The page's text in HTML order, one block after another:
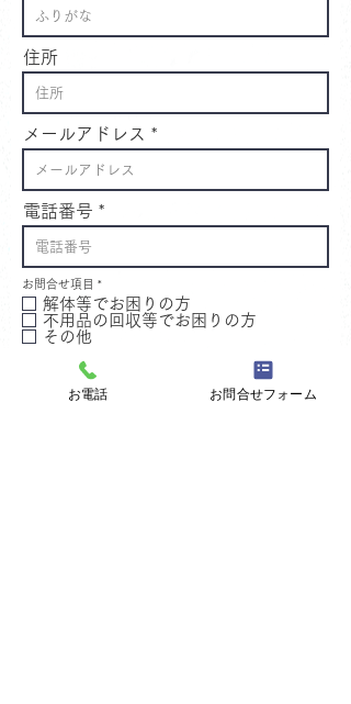
住所
メールアドレス
電話番号
お問合せ項目 *必
項
目
解体等でお困りの方
不用品の回収等でお困りの方
その他
お問合せ内容
お電話 お問合せフォーム